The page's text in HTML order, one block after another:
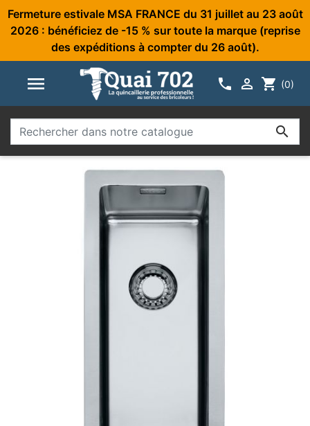
Fermeture estivale MSA FRANCE du 31 juillet au 23 août
2026 : bénéficiez de -15 % sur toute la marque (reprise
des expéditions à compter du 26 août).
   shopping_cart (0)
